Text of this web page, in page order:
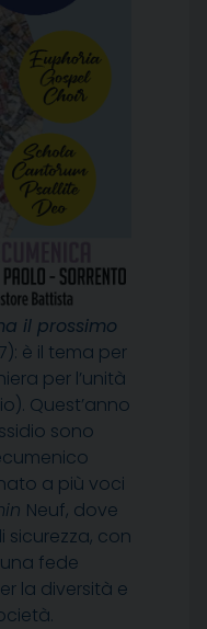
il prossimo
è il tema per
per l’unità
Quest’anno
sono
a più voci
Neuf, dove
sicurezza, con
fede
la diversità e